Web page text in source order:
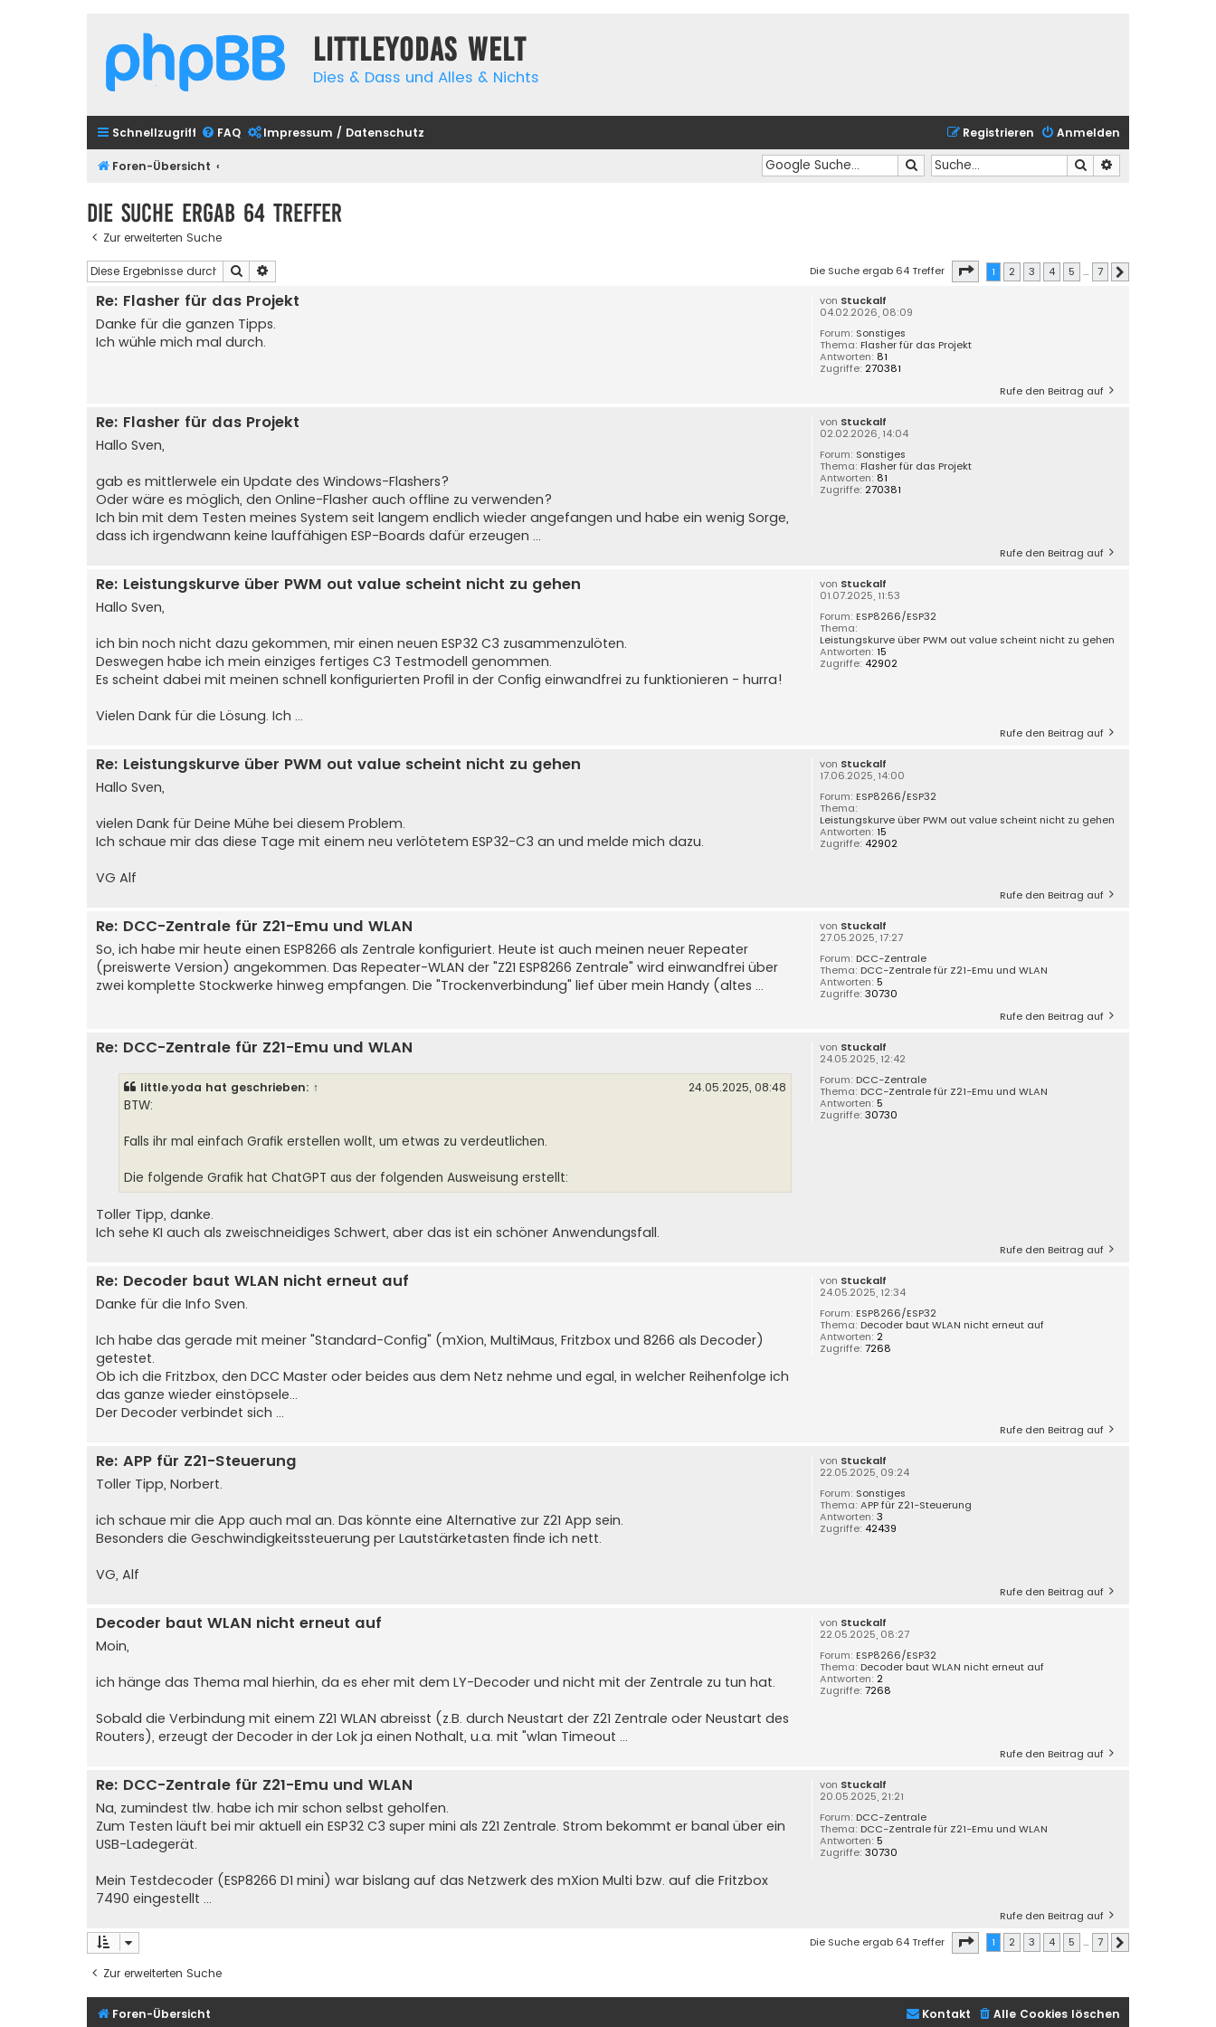
Littleyodas Welt
Dies & Dass und Alles & Nichts
Schnellzugriff FAQ Impressum / Datenschutz Anmelden
Registrieren
Foren-Übersicht Suche
Suche
Die Suche ergab 64 Treffer
Zur erweiterten Suche
Suche Die Suche ergab 64 Treffer Seite von7
1 2 3 4 5 … 7
von Stuckalf
04.02.2026, 08:09
Forum: Sonstiges
Thema: Flasher für das Projekt
Antworten: 81
Zugriffe: 270381
Re: Flasher für das Projekt
Danke für die ganzen Tipps.
Ich wühle mich mal durch.
Rufe den Beitrag auf
von Stuckalf
02.02.2026, 14:04
Forum: Sonstiges
Thema: Flasher für das Projekt
Antworten: 81
Zugriffe: 270381
Re: Flasher für das Projekt
Hallo Sven,
gab es mittlerwele ein Update des Windows-Flashers?
Oder wäre es möglich, den Online-Flasher auch offline zu verwenden?
Ich bin mit dem Testen meines System seit langem endlich wieder angefangen und habe ein wenig Sorge,
dass ich irgendwann keine lauffähigen ESP-Boards dafür erzeugen ...
Rufe den Beitrag auf
von Stuckalf
01.07.2025, 11:53
Forum: ESP8266/ESP32
Thema:
Leistungskurve über PWM out value scheint nicht zu gehen
Antworten: 15
Zugriffe: 42902
Re: Leistungskurve über PWM out value scheint nicht zu gehen
Hallo Sven,
ich bin noch nicht dazu gekommen, mir einen neuen ESP32 C3 zusammenzulöten.
Deswegen habe ich mein einziges fertiges C3 Testmodell genommen.
Es scheint dabei mit meinen schnell konfigurierten Profil in der Config einwandfrei zu funktionieren - hurra!
Vielen Dank für die Lösung. Ich ...
Rufe den Beitrag auf
von Stuckalf
17.06.2025, 14:00
Forum: ESP8266/ESP32
Thema:
Leistungskurve über PWM out value scheint nicht zu gehen
Antworten: 15
Zugriffe: 42902
Re: Leistungskurve über PWM out value scheint nicht zu gehen
Hallo Sven,
vielen Dank für Deine Mühe bei diesem Problem.
Ich schaue mir das diese Tage mit einem neu verlötetem ESP32-C3 an und melde mich dazu.
VG Alf
Rufe den Beitrag auf
von Stuckalf
27.05.2025, 17:27
Forum: DCC-Zentrale
Thema: DCC-Zentrale für Z21-Emu und WLAN
Antworten:5
Zugriffe:30730
Re: DCC-Zentrale für Z21-Emu und WLAN
So, ich habe mir heute einen ESP8266 als Zentrale konfiguriert. Heute ist auch meinen neuer Repeater
(preiswerte Version) angekommen. Das Repeater-WLAN der "Z21 ESP8266 Zentrale" wird einwandfrei über
zwei komplette Stockwerke hinweg empfangen. Die "Trockenverbindung" lief über mein Handy (altes ...
Rufe den Beitrag auf
von Stuckalf
24.05.2025, 12:42
Forum: DCC-Zentrale
Thema: DCC-Zentrale für Z21-Emu und WLAN
Antworten:5
Zugriffe:30730
Re: DCC-Zentrale für Z21-Emu und WLAN
little.yoda hat geschrieben: ↑ 24.05.2025, 08:48
BTW:
Falls ihr mal einfach Grafik erstellen wollt, um etwas zu verdeutlichen.
Die folgende Grafik hat ChatGPT aus der folgenden Ausweisung erstellt:
Toller Tipp, danke.
Ich sehe KI auch als zweischneidiges Schwert, aber das ist ein schöner Anwendungsfall.
Rufe den Beitrag auf
von Stuckalf
24.05.2025, 12:34
Forum: ESP8266/ESP32
Thema: Decoder baut WLAN nicht erneut auf
Antworten: 2
Zugriffe:7268
Re: Decoder baut WLAN nicht erneut auf
Danke für die Info Sven.
Ich habe das gerade mit meiner "Standard-Config" (mXion, MultiMaus, Fritzbox und 8266 als Decoder)
getestet.
Ob ich die Fritzbox, den DCC Master oder beides aus dem Netz nehme und egal, in welcher Reihenfolge ich
das ganze wieder einstöpsele...
Der Decoder verbindet sich ...
Rufe den Beitrag auf
von Stuckalf
22.05.2025, 09:24
Forum: Sonstiges
Thema:APP für Z21-Steuerung
Antworten:3
Zugriffe: 42439
Re: APP für Z21-Steuerung
Toller Tipp, Norbert.
ich schaue mir die App auch mal an. Das könnte eine Alternative zur Z21 App sein.
Besonders die Geschwindigkeitssteuerung per Lautstärketasten finde ich nett.
VG, Alf
Rufe den Beitrag auf
von Stuckalf
22.05.2025, 08:27
Forum: ESP8266/ESP32
Thema: Decoder baut WLAN nicht erneut auf
Antworten: 2
Zugriffe:7268
Decoder baut WLAN nicht erneut auf
Moin,
ich hänge das Thema mal hierhin, da es eher mit dem LY-Decoder und nicht mit der Zentrale zu tun hat.
Sobald die Verbindung mit einem Z21 WLAN abreisst (z.B. durch Neustart der Z21 Zentrale oder Neustart des
Routers), erzeugt der Decoder in der Lok ja einen Nothalt, u.a. mit "wlan Timeout ...
Rufe den Beitrag auf
von Stuckalf
20.05.2025, 21:21
Forum: DCC-Zentrale
Thema: DCC-Zentrale für Z21-Emu und WLAN
Antworten:5
Zugriffe:30730
Re: DCC-Zentrale für Z21-Emu und WLAN
Na, zumindest tlw. habe ich mir schon selbst geholfen.
Zum Testen läuft bei mir aktuell ein ESP32 C3 super mini als Z21 Zentrale. Strom bekommt er banal über ein
USB-Ladegerät.
Mein Testdecoder (ESP8266 D1 mini) war bislang auf das Netzwerk des mXion Multi bzw. auf die Fritzbox
7490 eingestellt ...
Rufe den Beitrag auf
Die Suche ergab 64 Treffer
Seite von7
1 2 3 4 5 … 7
Zur erweiterten Suche
Foren-Übersicht Alle Cookies löschen
Kontakt